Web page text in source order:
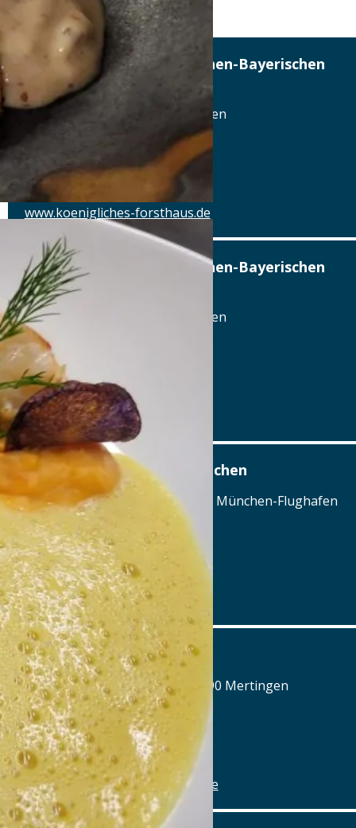
Hotel zum ehem. Königlichen-Bayerischen
Forsthaus
Basilikaplatz 5, 95652 Waldsassen
Tel.: Tel.: 09632-92040
Details
www.koenigliches-forsthaus.de
Hotel zum ehem. Königlichen-Bayerischen
Forsthaus
Basilikaplatz 5, 95652 Waldsassen
Tel.: Tel.: 09632-92040
Details
www.koenigliches-forsthaus.de
Airbräu am Flughafen München
Terminalstraße Mitte 18, 85356 München-Flughafen
Tel.: Tel.: 089 - 97593111
Details
www.airbraeu.de
Alte Brauerei Mertingen
Hilaria-Lechner-Straße 21, 86690 Mertingen
Tel.: Tel.: 09078-912320
Details
www.alte-brauerei-mertingen.de